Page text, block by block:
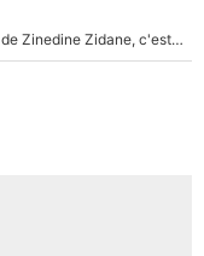
Equipe de France : 10 jours après la nomination de Zinedine Zidane, c'est au tour de son fils de prendre un nouveau départ !